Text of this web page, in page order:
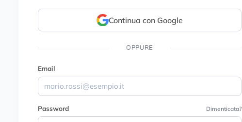
Continua con Google
OPPURE
Email
Password Dimenticata?